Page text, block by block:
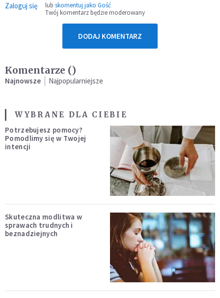
Zaloguj się lub skomentuj jako Gość
Twój komentarz będzie moderowany
DODAJ KOMENTARZ
Komentarze ()
Najnowsze Najpopularniejsze
WYBRANE DLA CIEBIE
Potrzebujesz pomocy?
Pomodlimy się w Twojej
intencji
Skuteczna modlitwa w
sprawach trudnych i
beznadziejnych